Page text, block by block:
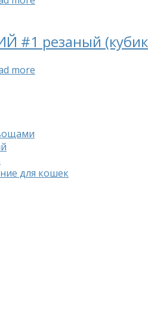
#1 резаный
more
для кошек